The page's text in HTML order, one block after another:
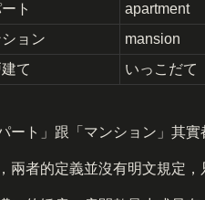
ト apartment
ョン
mansion
て
いっこだて
パート」跟「マンション」其
兩者的定義並沒有明文規定